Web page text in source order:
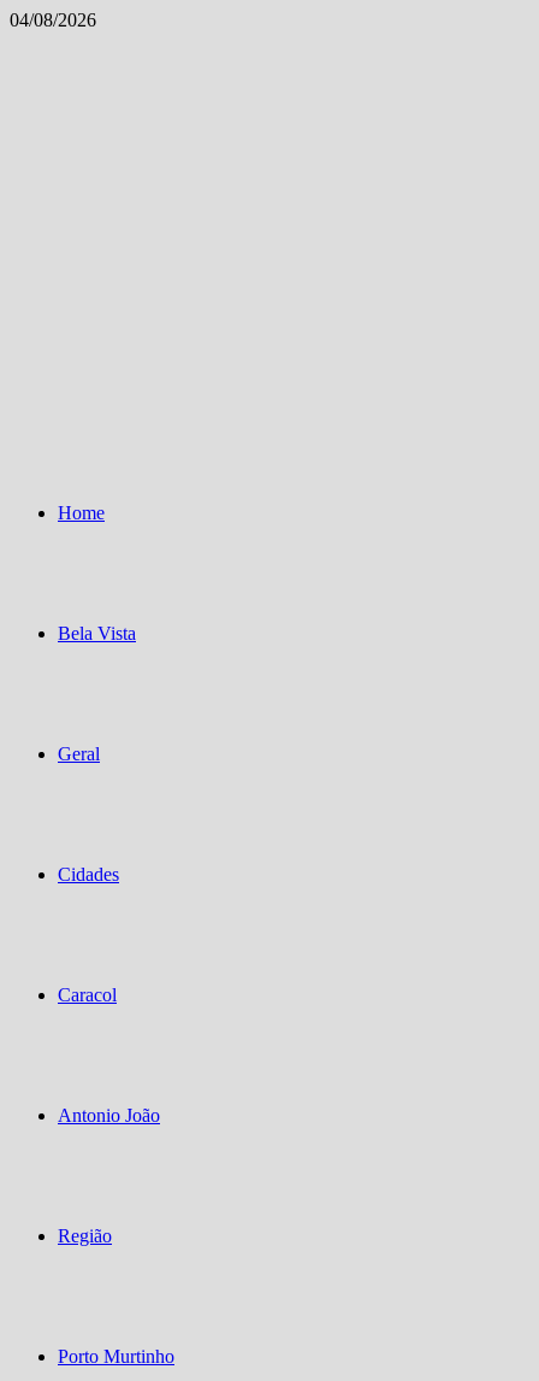
Skip
04/08/2026
Home
Bela Vista
Geral
Cidades
Caracol
Antonio João
Região
Porto Murtinho